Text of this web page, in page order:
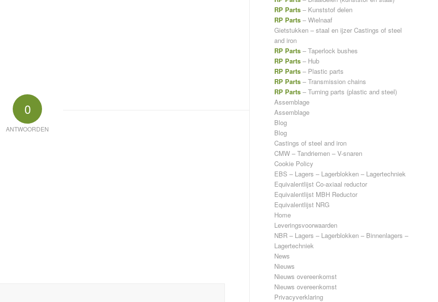
0
ANTWOORDEN
RP Parts – Kunststof delen
RP Parts – Wielnaaf
Gietstukken – staal en ijzer Castings of steel
and iron
RP Parts– Taperlock bushes
RP Parts – Hub
RP Parts – Plastic parts
RP Parts – Transmission chains
RP Parts – Turning parts (plastic and steel)
Assemblage
Assemblage
Blog
Blog
Castings of steel and iron
CMW – Tandriemen – V-snaren
Cookie Policy
EBS – Lagers – Lagerblokken – Lagertechniek
Equivalentlijst Co-axiaal reductor
Equivalentlijst MBH Reductor
Equivalentlijst NRG
Home
Leveringsvoorwaarden
NBR – Lagers – Lagerblokken – Binnenlagers –
Lagertechniek
News
Nieuws
Nieuws overeenkomst
Nieuws overeenkomst
Privacyverklaring